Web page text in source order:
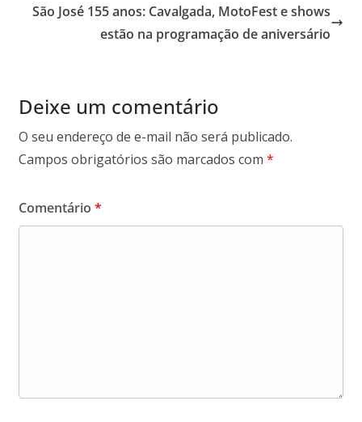
São José 155 anos: Cavalgada, MotoFest e shows
estão na programação de aniversário
Deixe um comentário
O seu endereço de e-mail não será publicado.
Campos obrigatórios são marcados com *
Comentário *